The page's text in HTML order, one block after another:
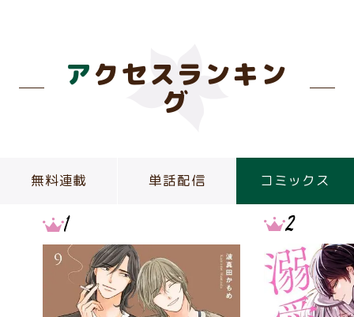
アクセスランキン
グ
無料連載 単話配信 コミックス